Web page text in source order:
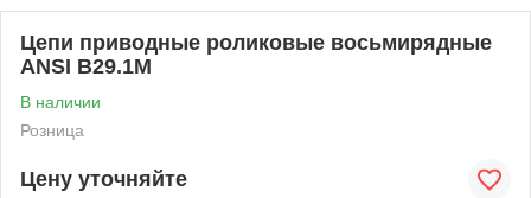
Цепи приводные роликовые восьмирядные
ANSI B29.1M
В наличии
Розница
Цену уточняйте